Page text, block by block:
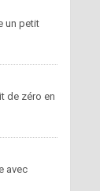
un petit
de zéro en
avec